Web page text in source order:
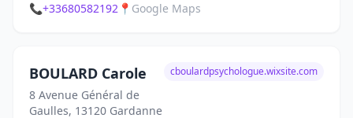
📞+33680582192 📍 Google Maps
BOULARD Carole
8 Avenue Général de
Gaulles, 13120 Gardanne
cboulardpsychologue.wixsite.com